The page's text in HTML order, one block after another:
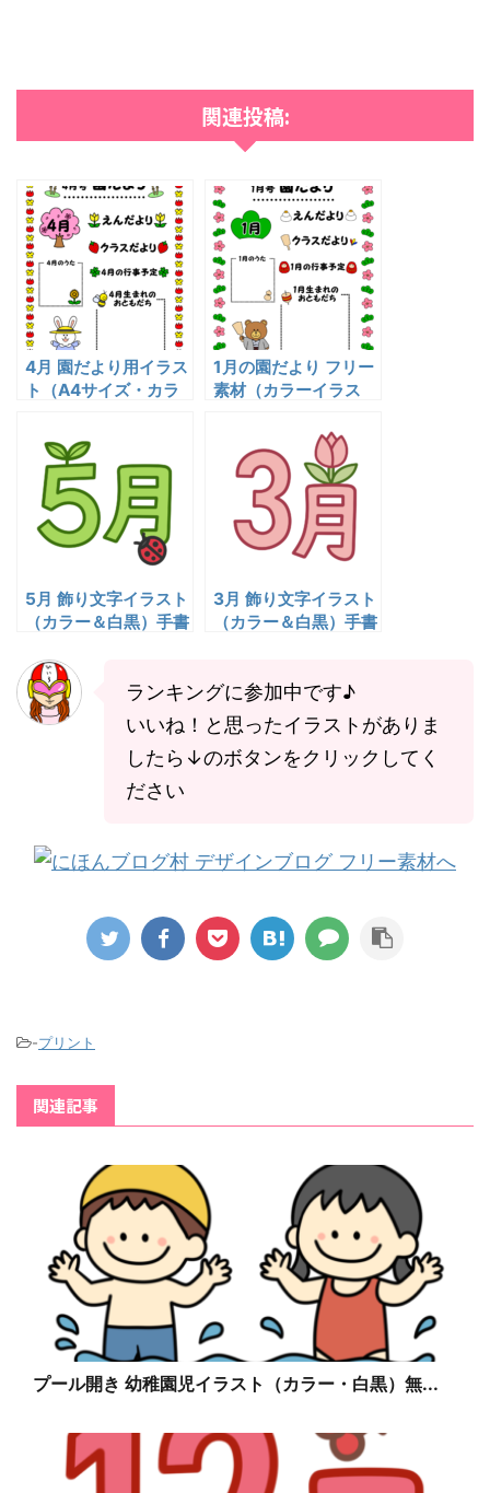
関連投稿:
4月 園だより用イラス
ト（A4サイズ・カラ
幼稚園・保育園向け
1月の園だより フリー
素材（カラーイラス
ロード｜幼稚園・保育
園向け
5月 飾り文字イラスト
（カラー＆白黒）手書
用利用OK
3月 飾り文字イラスト
（カラー＆白黒）手書
ランキングに参加中です♪
いいね！と思ったイラストがありま
したら↓のボタンをクリックしてく
ださい
-プリント
関連記事
プール開き 幼稚園児イラスト（カラー・白黒）無...